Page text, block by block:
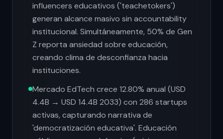
influencers educativos ('teachetokers')
generan alcance masivo sin accountability
institucional. Simultáneamente, 50% de Gen
Z reporta ansiedad sobre educación,
creando clima de desconfianza hacia
instituciones.
Mercado EdTech crece 12.80% anual (USD
4.4B → USD 14.4B 2033) con 286 startups
activas, capturando narrativa de
'democratización educativa'. Educación